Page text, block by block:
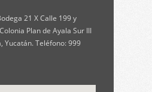
21 X Calle 199 y
Plan de Ayala Sur III
Yucatán. Teléfono: 999